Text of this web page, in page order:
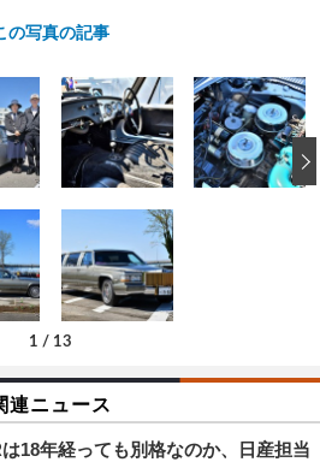
の写真の記事
1 / 13
連ニュース
18年経っても別格なのか、日産担当